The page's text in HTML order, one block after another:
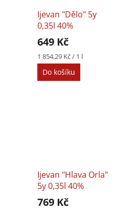
Ijevan "Dělo" 5y
0,35l 40%
649 Kč
Měrná
cena:
1 854,29 Kč / 1 l
Do košíku
Ijevan "Hlava Orla"
5y 0,35l 40%
769 Kč